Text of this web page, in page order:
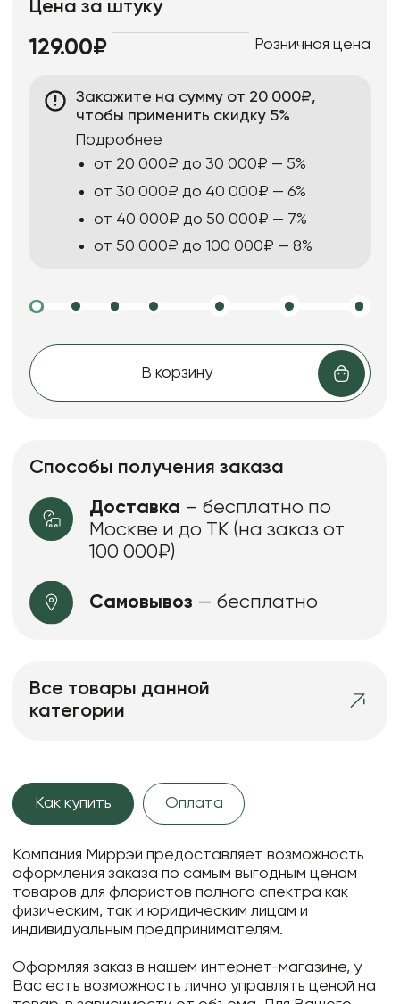
Цена за штуку
129.00₽ Розничная цена
Закажите на сумму от 20 000₽,
чтобы применить скидку 5%
Подробнее
от 20 000₽ до 30 000₽ — 5%
от 30 000₽ до 40 000₽ — 6%
от 40 000₽ до 50 000₽ — 7%
от 50 000₽ до 100 000₽ — 8%
В корзину
Способы получения заказа
Доставка – бесплатно по
Москве и до ТК (на заказ от
100 000₽)
Самовывоз — бесплатно
Все товары данной
категории
Как купить Оплата
Компания Миррэй предоставляет возможность
оформления заказа по самым выгодным ценам
товаров для флористов полного спектра как
физическим, так и юридическим лицам и
индивидуальным предпринимателям.
Оформляя заказ в нашем интернет-магазине, у
Вас есть возможность лично управлять ценой на